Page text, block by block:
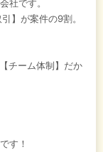
社です。
】が案件の9割。
チーム体制】だか
す！